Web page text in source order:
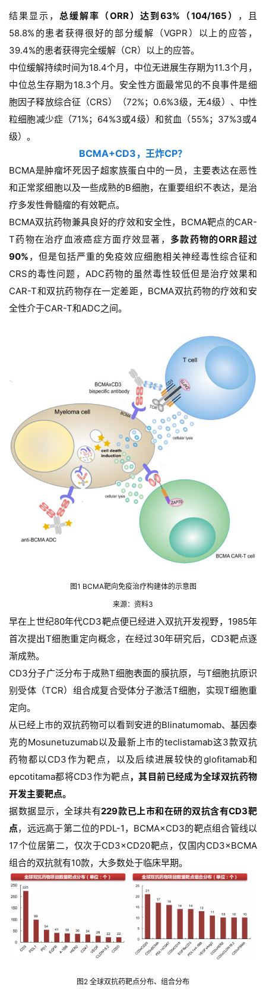
首
页
结果显示， 总缓解率（ORR）达到63%（104/165）
，且
58.8%的患者获得很好的部分缓解（VGPR）以上的应答，
39.4%的患者获得完全缓解（CR）以上的应答。
中位缓解持续时间为18.4个月，中位无进展生存期为11.3个月，
中位总生存期为18.3个月。安全性方面最常见的不良事件是细
胞因子释放综合征（CRS）（72%；0.6%3级，无4级）、中性
粒细胞减少症（71%；64%3或4级）和贫血（55%；37%3或4
级）。
BCMA+CD3，王炸CP？
BCMA是肿瘤坏死因子超家族蛋白中的一员，主要表达在恶性
和正常浆细胞以及一些成熟的B细胞，在重要组织不表达，是治
疗多发性骨髓瘤的有效靶点。
BCMA双抗药物兼具良好的疗效和安全性，BCMA靶点的CAR-
T药物在治疗血液癌症方面疗效显著， 多款药物的ORR超过
90% ，但是包括严重的免疫效应细胞相关神经毒性综合征和
CRS的毒性问题，ADC药物的虽然毒性较低但是治疗效果和
CAR-T和双抗药物存在一定差距，BCMA双抗药物的疗效和安
全性介于CAR-T和ADC之间。
图1 BCMA靶向免疫治疗构建体的示意图
来源：资料3
早在上世纪80年代CD3靶点便已经进入双抗开发视野，1985年
首次提出T细胞重定向概念，在经过30年研究后，CD3靶点逐
渐成熟。
CD3分子广泛分布于成熟T细胞表面的膜抗原，与T细胞抗原识
别受体（TCR）组合成复合受体分子激活T细胞，实现T细胞重
定向。
从已经上市的双抗药物可以看到安进的Blinatumomab、基因泰
克的Mosunetuzumab以及最新上市的teclistamab这3款双抗
药物都以CD3作为靶点，以及后续进展较快的glofitamab和
epcotitama都将CD3作为靶点，其目前已经成为全球双抗药物
开发主要靶点。
据数据显示，全球共有229款已上市和在研的双抗含有CD3靶
点，远远高于第二位的PDL-1，BCMA×CD3的靶点组合管线以
17个位居第二，仅次于CD3×CD20靶点，仅国内CD3×BCMA
组合的双抗就有10款，大多数处于临床早期。
图2 全球双抗药靶点分布、组合分布